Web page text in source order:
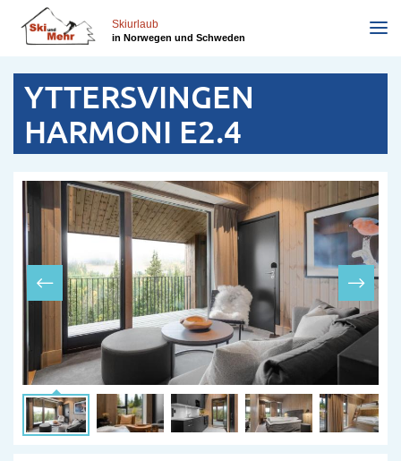
zum
Inhalt
Skiurlaub
in Norwegen und Schweden
YTTERSVINGEN
HARMONI E2.4